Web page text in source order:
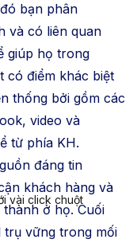
vài click chuột
bạn phân
và có liên quan
giúp họ trong
có điểm khác biệt
thống bởi gồm các
video và
từ phía KH.
đáng tin
khách hàng và
ở họ. Cuối
trụ vững trong mối